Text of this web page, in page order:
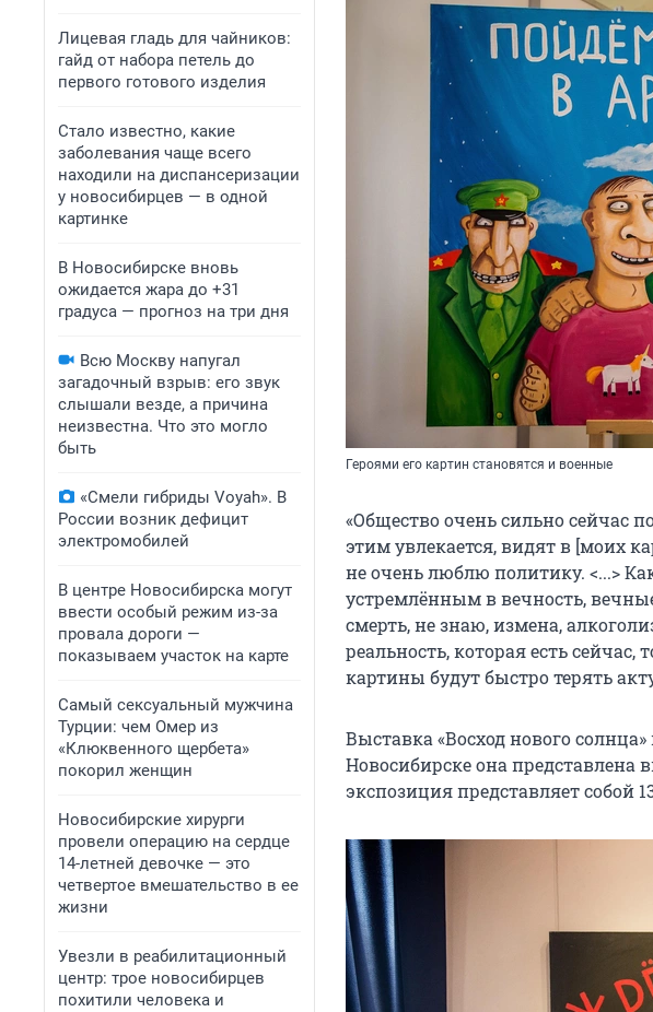
Лицевая гладь для чайников:
гайд от набора петель до
первого готового изделия
Стало известно, какие
заболевания чаще всего
находили на диспансеризации
у новосибирцев — в одной
картинке
В Новосибирске вновь
ожидается жара до +31
градуса — прогноз на три дня
Всю Москву напугал
загадочный взрыв: его звук
слышали везде, а причина
неизвестна. Что это могло
быть
«Смели гибриды Voyah». В
России возник дефицит
электромобилей
В центре Новосибирска могут
ввести особый режим из-за
провала дороги —
показываем участок на карте
Самый сексуальный мужчина
Турции: чем Омер из
«Клюквенного щербета»
покорил женщин
Новосибирские хирурги
провели операцию на сердце
14-летней девочке — это
четвертое вмешательство в ее
жизни
Увезли в реабилитационный
центр: трое новосибирцев
похитили человека и
Героями его картин становятся и военные
«Общество очень сильно сейчас
этим увлекается, видят в [моих
не очень люблю политику. <...>
устремлённым в вечность,
смерть, не знаю, измена,
реальность, которая есть
картины будут быстро терять
Выставка «Восход нового
Новосибирске она представлена
экспозиция представляет собой